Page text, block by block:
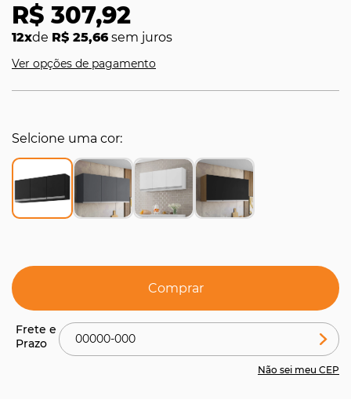
R$ 307,92
12xde R$ 25,66 sem juros
Ver opções de pagamento
Selcione uma cor
Comprar
Não sei meu CEP